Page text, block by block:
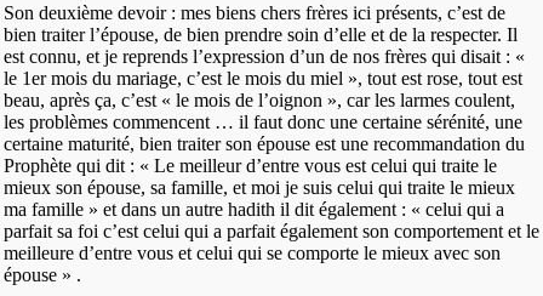
Son deuxième devoir : mes biens chers frères ici présents, c’est de
bien traiter l’épouse, de bien prendre soin d’elle et de la respecter. Il
est connu, et je reprends l’expression d’un de nos frères qui disait : «
le 1er mois du mariage, c’est le mois du miel », tout est rose, tout est
beau, après ça, c’est « le mois de l’oignon », car les larmes coulent,
les problèmes commencent … il faut donc une certaine sérénité, une
certaine maturité, bien traiter son épouse est une recommandation du
Prophète qui dit : « Le meilleur d’entre vous est celui qui traite le
mieux son épouse, sa famille, et moi je suis celui qui traite le mieux
ma famille » et dans un autre hadith il dit également : « celui qui a
parfait sa foi c’est celui qui a parfait également son comportement et le
meilleure d’entre vous et celui qui se comporte le mieux avec son
épouse » .